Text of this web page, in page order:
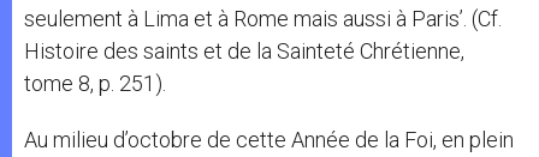
seulement à Lima et à Rome mais aussi à Paris’. (Cf.
Histoire des saints et de la Sainteté Chrétienne,
tome 8, p. 251).
Au milieu d’octobre de cette Année de la Foi, en plein